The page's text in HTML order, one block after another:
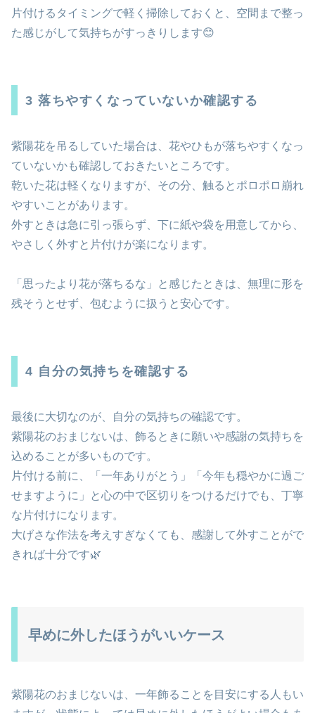
片付けるタイミングで軽く掃除しておくと、空間まで整っ
た感じがして気持ちがすっきりします😊
3 落ちやすくなっていないか確認する
紫陽花を吊るしていた場合は、花やひもが落ちやすくなっ
ていないかも確認しておきたいところです。
乾いた花は軽くなりますが、その分、触るとポロポロ崩れ
やすいことがあります。
外すときは急に引っ張らず、下に紙や袋を用意してから、
やさしく外すと片付けが楽になります。
「思ったより花が落ちるな」と感じたときは、無理に形を
残そうとせず、包むように扱うと安心です。
4 自分の気持ちを確認する
最後に大切なのが、自分の気持ちの確認です。
紫陽花のおまじないは、飾るときに願いや感謝の気持ちを
込めることが多いものです。
片付ける前に、「一年ありがとう」「今年も穏やかに過ご
せますように」と心の中で区切りをつけるだけでも、丁寧
な片付けになります。
大げさな作法を考えすぎなくても、感謝して外すことがで
きれば十分です🌿
早めに外したほうがいいケース
紫陽花のおまじないは、一年飾ることを目安にする人もい